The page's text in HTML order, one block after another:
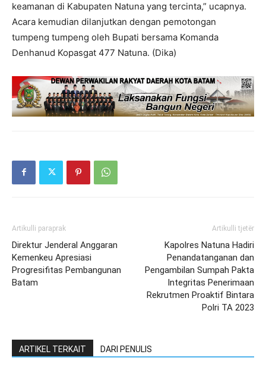
keamanan di Kabupaten Natuna yang tercinta,” ucapnya.
Acara kemudian dilanjutkan dengan pemotongan
tumpeng tumpeng oleh Bupati bersama Komanda
Denhanud Kopasgat 477 Natuna. (Dika)
Artikulli paraprak
Direktur Jenderal Anggaran
Kemenkeu Apresiasi
Progresifitas Pembangunan
Batam
Artikulli tjetër
Kapolres Natuna Hadiri
Penandatanganan dan
Pengambilan Sumpah Pakta
Integritas Penerimaan
Rekrutmen Proaktif Bintara
Polri TA 2023
ARTIKEL TERKAIT DARI PENULIS